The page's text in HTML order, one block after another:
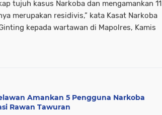
tujuh kasus Narkoba dan mengamankan 11
merupakan residivis,” kata Kasat Narkoba
kepada wartawan di Mapolres, Kamis
Amankan 5 Pengguna Narkoba
Rawan Tawuran